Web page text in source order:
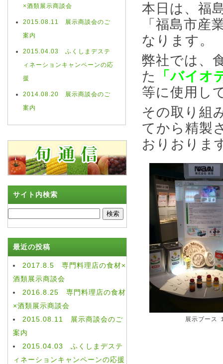
本日は、福
「福島市産
なります。
弊社では、
た
「バイオ
等に使用し
その取り組
てから精製
おりおりま
展示ブース
×酒類展示商談会
2015.08.11 展示商談会のご
案内
2015.04.03 ふくしまデステ
ィネーションキャンペーンの応
援
2014.08.20 展示商談会のご
案内
サイト内検索
索:
最近の投稿
2017.8.5 専門料理店の食材×
酒類展示商談会
2016.8.25 専門料理店の食材
×酒類展示商談会
2015.08.11 展示商談会のご
案内
2015.04.03 ふくしまデステ
ィネーションキャンペーンの応援